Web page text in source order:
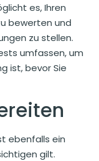
es, Ihren
bewerten und
zu stellen.
umfassen, um
ist, bevor Sie
ebenfalls ein
gilt.